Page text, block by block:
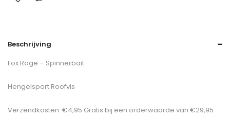
Beschrijving
Fox Rage – Spinnerbait
Hengelsport Roofvis
Verzendkosten: €4,95 Gratis bij een orderwaarde van €29,95